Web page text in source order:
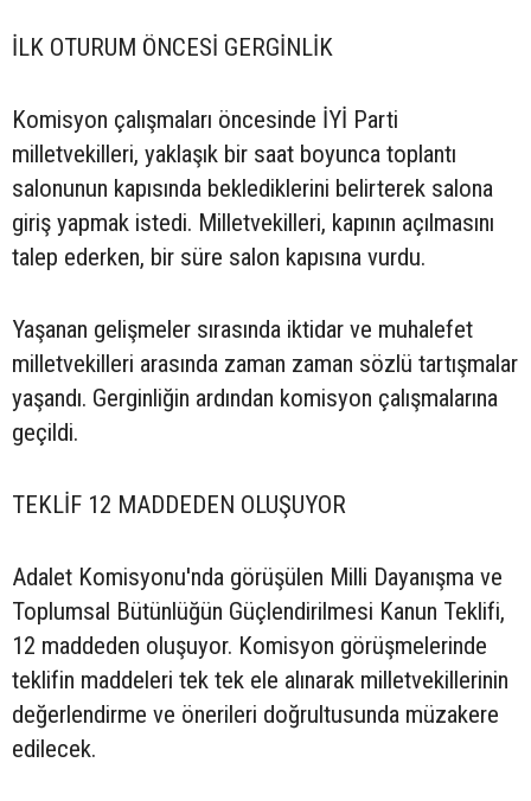
İLK OTURUM ÖNCESİ GERGİNLİK
Komisyon çalışmaları öncesinde İYİ Parti
milletvekilleri, yaklaşık bir saat boyunca toplantı
salonunun kapısında beklediklerini belirterek salona
giriş yapmak istedi. Milletvekilleri, kapının açılmasını
talep ederken, bir süre salon kapısına vurdu.
Yaşanan gelişmeler sırasında iktidar ve muhalefet
milletvekilleri arasında zaman zaman sözlü tartışmalar
yaşandı. Gerginliğin ardından komisyon çalışmalarına
geçildi.
TEKLİF 12 MADDEDEN OLUŞUYOR
Adalet Komisyonu'nda görüşülen Milli Dayanışma ve
Toplumsal Bütünlüğün Güçlendirilmesi Kanun Teklifi,
12 maddeden oluşuyor. Komisyon görüşmelerinde
teklifin maddeleri tek tek ele alınarak milletvekillerinin
değerlendirme ve önerileri doğrultusunda müzakere
edilecek.